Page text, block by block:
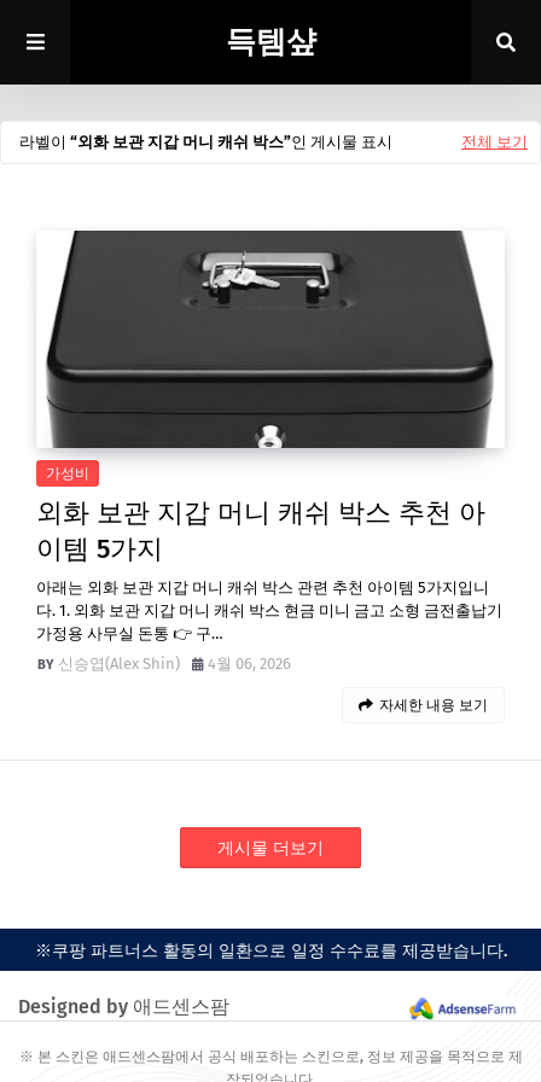
득템샾
라벨이 외화 보관 지갑 머니 캐쉬 박스 인 게시물 표시 전체 보기
가성비
외화 보관 지갑 머니 캐쉬 박스 추천 아
이템 5가지
아래는 외화 보관 지갑 머니 캐쉬 박스 관련 추천 아이템 5가지입니
다. 1. 외화 보관 지갑 머니 캐쉬 박스 현금 미니 금고 소형 금전출납기
가정용 사무실 돈통 👉 구…
신승엽(Alex Shin)
4월 06, 2026
자세한 내용 보기
게시물 더보기
※쿠팡 파트너스 활동의 일환으로 일정 수수료를 제공받습니다.
Designed by 애드센스팜
※ 본 스킨은 애드센스팜에서 공식 배포하는 스킨으로, 정보 제공을 목적으로 제